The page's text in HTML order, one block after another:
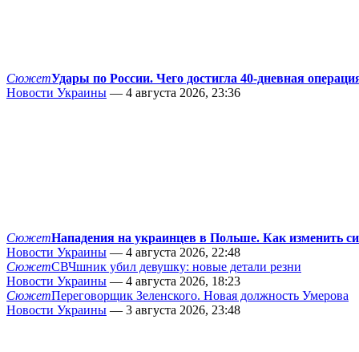
СюжетУдары по России. Чего достигла 40-дневная
Новости Украины — 4 августа 2026, 23:36
СюжетНападения на украинцев в Польше. Как изменить
Новости Украины — 4 августа 2026, 22:48
СюжетСВЧшник убил девушку: новые детали резни
Новости Украины — 4 августа 2026, 18:23
СюжетПереговорщик Зеленского. Новая должность Умерова
Новости Украины — 3 августа 2026, 23:48